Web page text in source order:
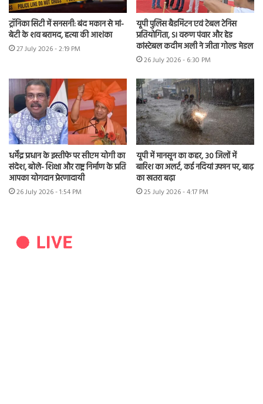
ट्रॉनिका सिटी में सनसनी: बंद मकान से मां-
बेटी के शव बरामद, हत्या की आशंका
27 July 2026 - 2:19 PM
यूपी पुलिस बैडमिंटन एवं टेबल टेनिस
प्रतियोगिता, SI वरुण पंवार और हेड
कांस्टेबल कदीम अली ने जीता गोल्ड मेडल
26 July 2026 - 6:30 PM
धर्मेंद्र प्रधान के इस्तीफे पर सीएम योगी का
संदेश, बोले- शिक्षा और राष्ट्र निर्माण के प्रति
आपका योगदान प्रेरणादायी
26 July 2026 - 1:54 PM
यूपी में मानसून का कहर, 30 जिलों में
बारिश का अलर्ट, कई नदियां उफान पर, बाढ़
का खतरा बढ़ा
25 July 2026 - 4:17 PM